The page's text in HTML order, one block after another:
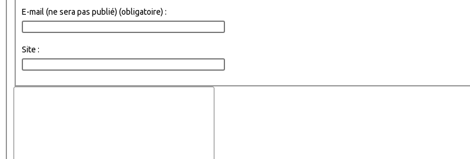
E-mail (ne sera pas publié) (obligatoire) :
Site :